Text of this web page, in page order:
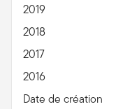
2019
2018
2017
2016
Date de création